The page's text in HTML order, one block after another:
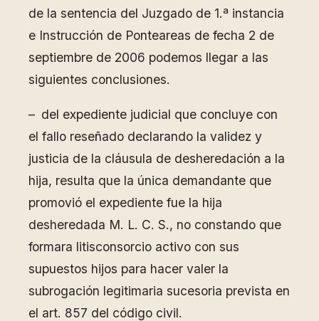
de la sentencia del Juzgado de 1.ª instancia
e Instrucción de Ponteareas de fecha 2 de
septiembre de 2006 podemos llegar a las
siguientes conclusiones.
– del expediente judicial que concluye con
el fallo reseñado declarando la validez y
justicia de la cláusula de desheredación a la
hija, resulta que la única demandante que
promovió el expediente fue la hija
desheredada M. L. C. S., no constando que
formara litisconsorcio activo con sus
supuestos hijos para hacer valer la
subrogación legitimaria sucesoria prevista en
el art. 857 del código civil.